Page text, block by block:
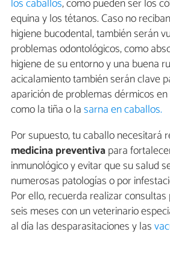
equina y los tétanos. Caso no
higiene bucodental, también serán
problemas odontológicos, como
higiene de su entorno y una buena
acicalamiento también serán clave
aparición de problemas dérmicos
como la tiña o lasarna en caballos.
Por supuesto, tu caballo necesitará
medicina preventivapara
inmunológico y evitar que su salud
numerosas patologías o por
Por ello, recuerda realizar
seis meses con un veterinario
al día las desparasitaciones y las